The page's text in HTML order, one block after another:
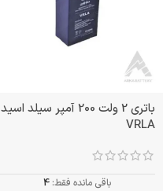
باتری 2 ولت 200 آمپر سیلد اسید
VRLA
باقی مانده فقط: 4